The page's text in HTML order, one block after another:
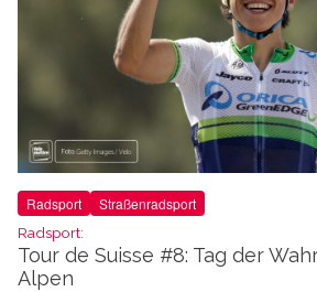
Radsport Straßenradsport
Radsport:
Tour de Suisse #8: Tag der
Alpen